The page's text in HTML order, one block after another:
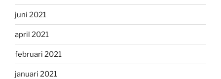
juni 2021
april 2021
februari 2021
januari 2021